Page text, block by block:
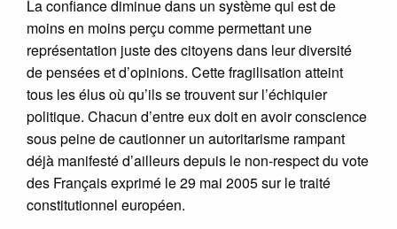
La confiance diminue dans un système qui est de
moins en moins perçu comme permettant une
représentation juste des citoyens dans leur diversité
de pensées et d’opinions. Cette fragilisation atteint
tous les élus où qu’ils se trouvent sur l’échiquier
politique. Chacun d’entre eux doit en avoir conscience
sous peine de cautionner un autoritarisme rampant
déjà manifesté d’ailleurs depuis le non-respect du vote
des Français exprimé le 29 mai 2005 sur le traité
constitutionnel européen.